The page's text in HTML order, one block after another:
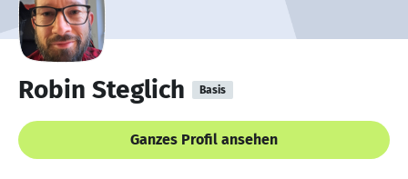
Robin Steglich Basis
Ganzes Profil ansehen